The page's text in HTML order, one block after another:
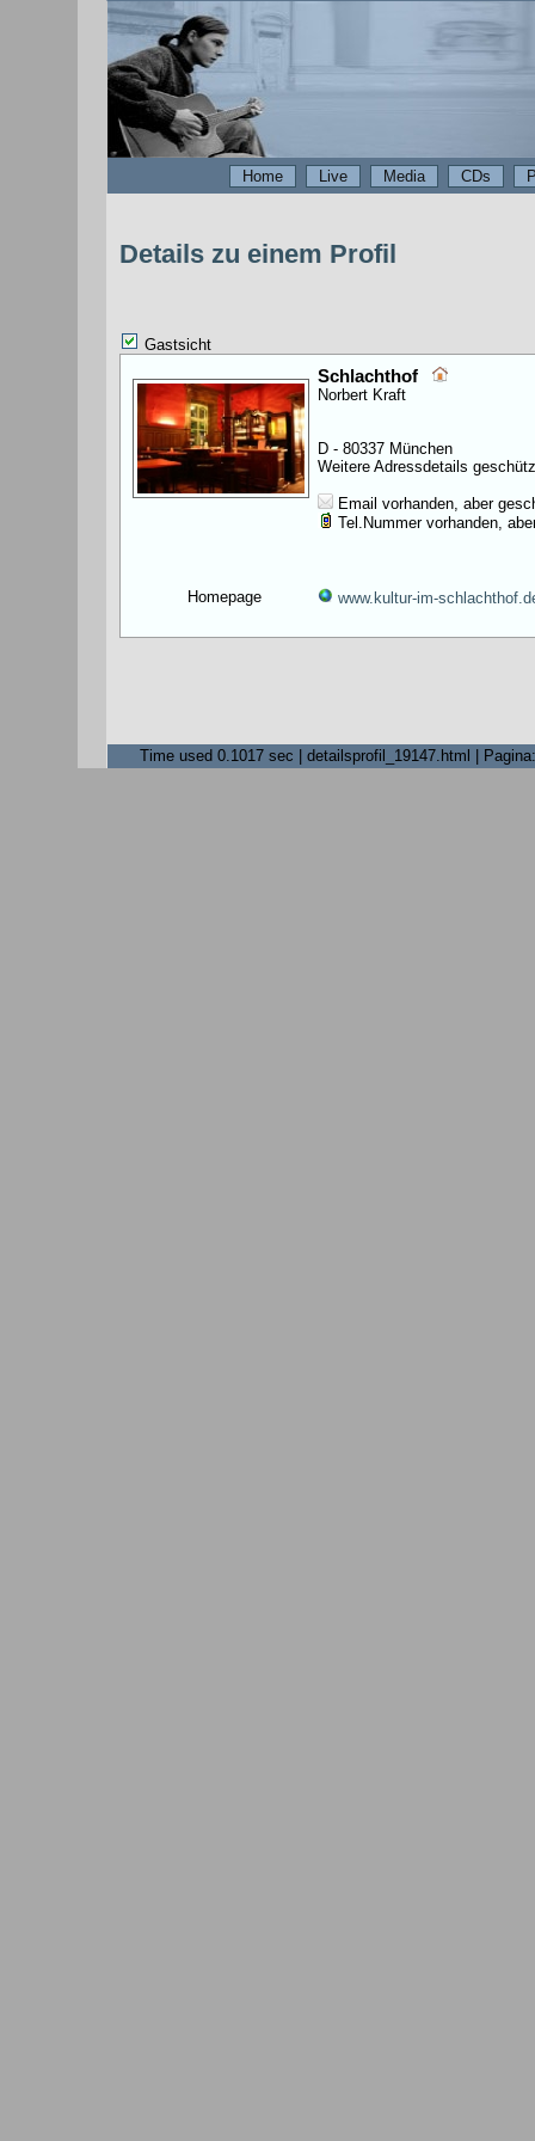
Home Live Media CDs
Details zu einem Profil
Gastsicht
Schlachthof
Norbert Kraft
D - 80337 München
Weitere Adressdetails
Email vorhanden, aber
Tel.Nummer vorhanden,
Homepage www.kultur-im-
Time used 0.1017 sec | detailsprofil_19147.html |